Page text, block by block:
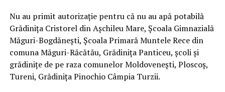
Nu au primit autorizație pentru că nu au apă potabilă
Grădinița Cristorel din Așchileu Mare, Școala Gimnazială
Măguri-Bogdănești, Școala Primară Muntele Rece din
comuna Măguri-Răcătău, Grădinița Panticeu, școli și
grădinițe de pe raza comunelor Moldovenești, Ploscoș,
Tureni, Grădinița Pinochio Câmpia Turzii.